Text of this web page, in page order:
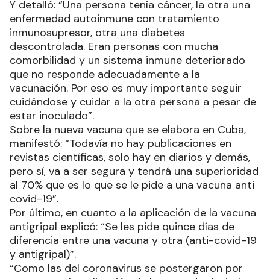
Y detalló: “Una persona tenía cáncer, la otra una
enfermedad autoinmune con tratamiento
inmunosupresor, otra una diabetes
descontrolada. Eran personas con mucha
comorbilidad y un sistema inmune deteriorado
que no responde adecuadamente a la
vacunación. Por eso es muy importante seguir
cuidándose y cuidar a la otra persona a pesar de
estar inoculado”.
Sobre la nueva vacuna que se elabora en Cuba,
manifestó: “Todavía no hay publicaciones en
revistas científicas, solo hay en diarios y demás,
pero sí, va a ser segura y tendrá una superioridad
al 70% que es lo que se le pide a una vacuna anti
covid-19”.
Por último, en cuanto a la aplicación de la vacuna
antigripal explicó: “Se les pide quince días de
diferencia entre una vacuna y otra (anti-covid-19
y antigripal)”.
“Como las del coronavirus se postergaron por